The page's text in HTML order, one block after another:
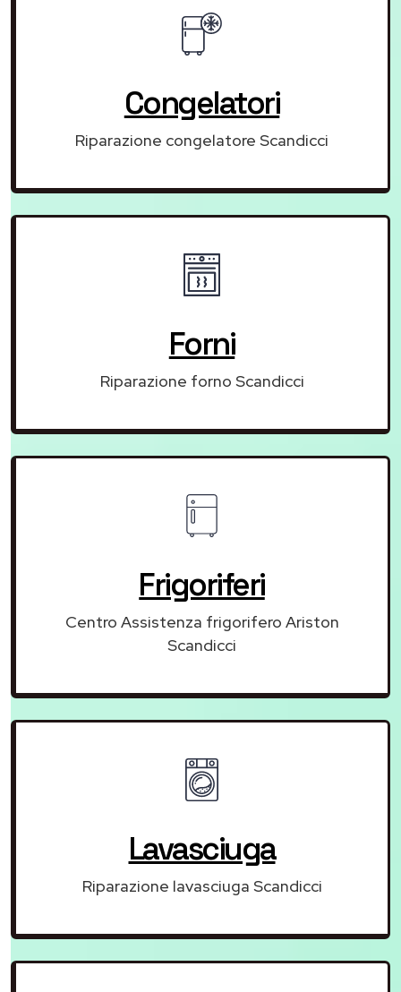
Congelatori
Riparazione congelatore Scandicci
Forni
Riparazione forno Scandicci
Frigoriferi
Centro Assistenza frigorifero Ariston
Scandicci
Lavasciuga
Riparazione lavasciuga Scandicci